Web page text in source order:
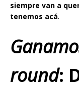
siempre van a
tenemos acá.
round: